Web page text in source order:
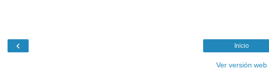
‹ Inicio
Ver versión web